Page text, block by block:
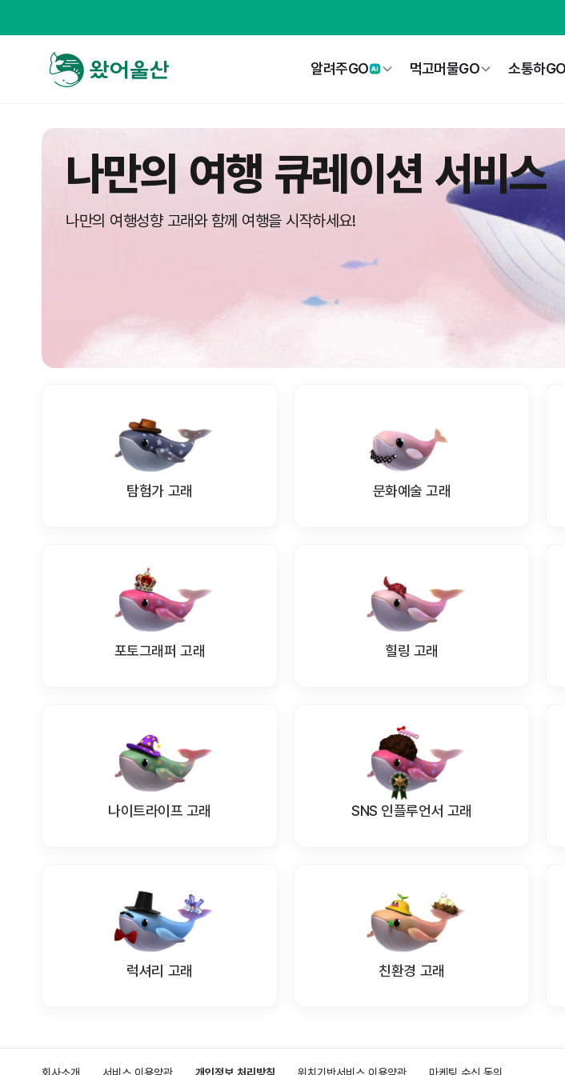
알려주GO 먹고머물GO 소통하GO
나만의 여행 큐레이션 서비스
나만의 여행성향 고래와 함께 여행을 시작하세요!
탐험가 고래 문화예술 고래
포토그래퍼 고래 힐링 고래
나이트라이프 고래 SNS 인플루언서 고래
럭셔리 고래 친환경 고래
회사소개 서비스 이용약관 개인정보 처리방침 위치기반서비스 이용약관 마케팅 수신 동의